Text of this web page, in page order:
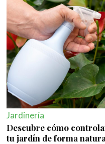
Jardinería
Descubre cómo
tu jardín de forma